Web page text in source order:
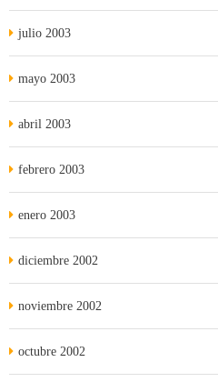
julio 2003
mayo 2003
abril 2003
febrero 2003
enero 2003
diciembre 2002
noviembre 2002
octubre 2002